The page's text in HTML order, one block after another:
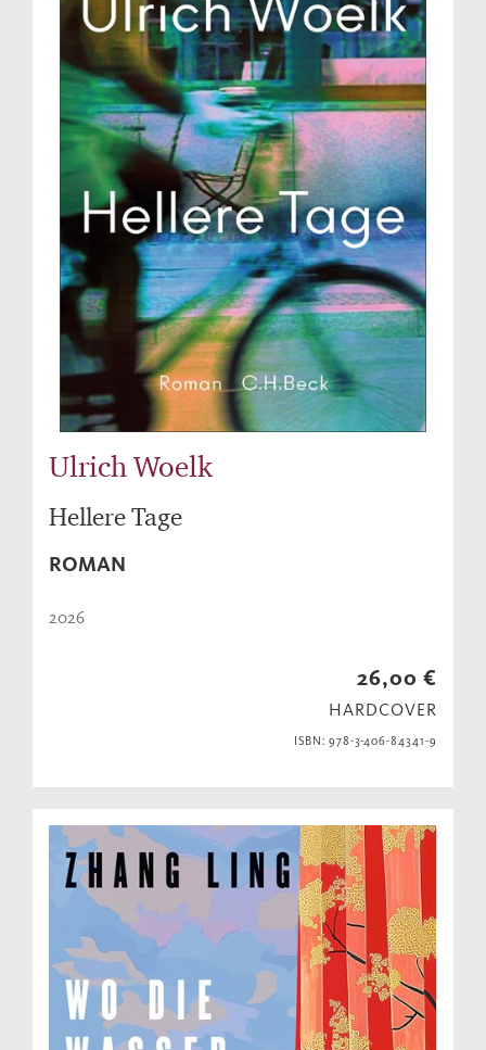
Ulrich Woelk
Hellere Tage
ROMAN
2026
26,00 €
HARDCOVER
ISBN: 978-3-406-84341-9